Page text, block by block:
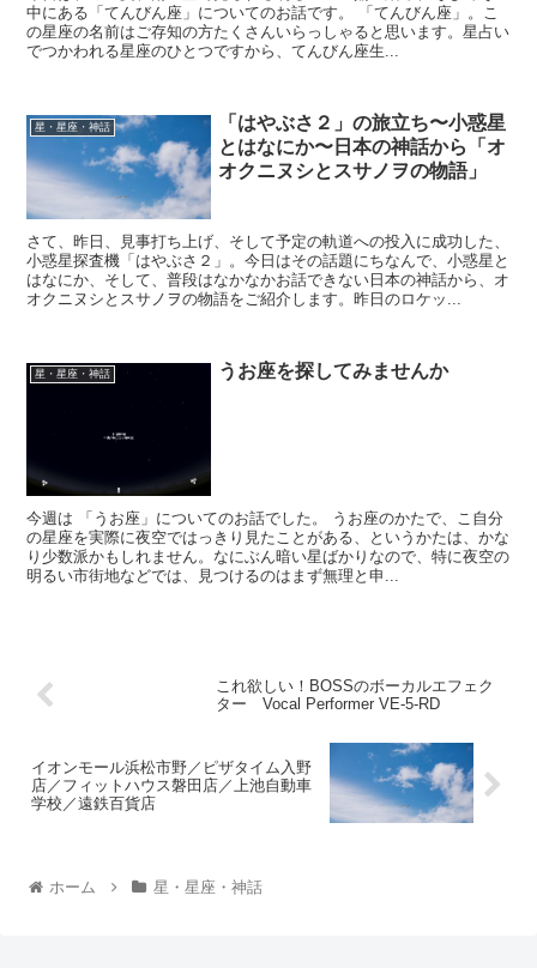
中にある「てんびん座」についてのお話です。 「てんびん座」。こ
の星座の名前はご存知の方たくさんいらっしゃると思います。星占い
でつかわれる星座のひとつですから、てんびん座生...
星・星座・神話
「はやぶさ２」の旅立ち〜小惑星
とはなにか〜日本の神話から「オ
オクニヌシとスサノヲの物語」
さて、昨日、見事打ち上げ、そして予定の軌道への投入に成功した、
小惑星探査機「はやぶさ２」。今日はその話題にちなんで、小惑星と
はなにか、そして、普段はなかなかお話できない日本の神話から、オ
オクニヌシとスサノヲの物語をご紹介します。昨日のロケッ...
星・星座・神話 うお座を探してみませんか
今週は 「うお座」についてのお話でした。 うお座のかたで、こ自分
の星座を実際に夜空ではっきり見たことがある、というかたは、かな
り少数派かもしれません。なにぶん暗い星ばかりなので、特に夜空の
明るい市街地などでは、見つけるのはまず無理と申...
これ欲しい！BOSSのボーカルエフェク
ター Vocal Performer VE-5-RD
イオンモール浜松市野／ピザタイム入野
店／フィットハウス磐田店／上池自動車
学校／遠鉄百貨店
ホーム 星・星座・神話